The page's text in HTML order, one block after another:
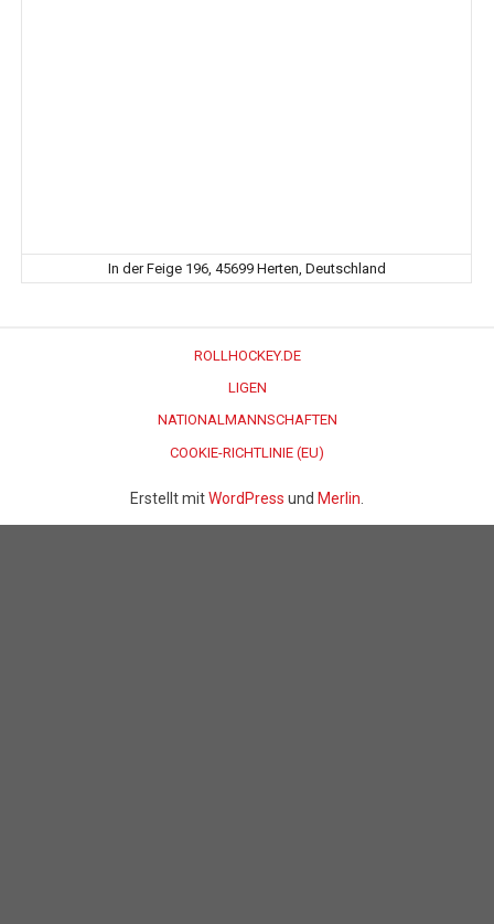
In der Feige 196, 45699 Herten, Deutschland
ROLLHOCKEY.DE
LIGEN
NATIONALMANNSCHAFTEN
COOKIE-RICHTLINIE (EU)
Erstellt mitWordPress und Merlin